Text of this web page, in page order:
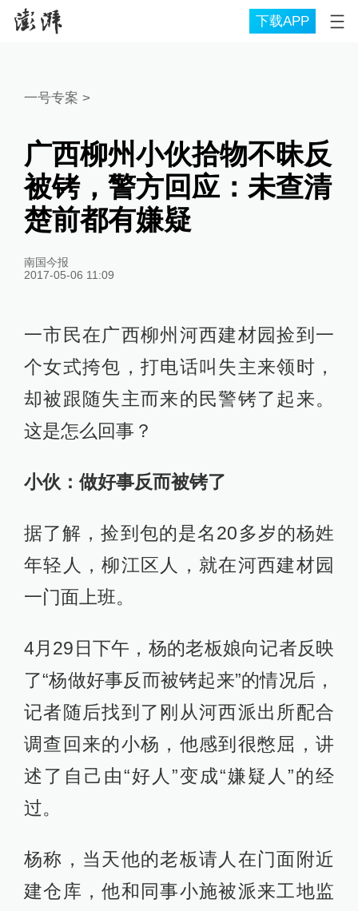
下载APP
一号专案 >
广西柳州小伙拾物不昧反
被铐，警方回应：未查清
楚前都有嫌疑
南国今报
2017-05-06 11:09
一市民在广西柳州河西建材园捡到一
个女式挎包，打电话叫失主来领时，
却被跟随失主而来的民警铐了起来。
这是怎么回事？
小伙：做好事反而被铐了
据了解，捡到包的是名20多岁的杨姓
年轻人，柳江区人，就在河西建材园
一门面上班。
4月29日下午，杨的老板娘向记者反映
了“杨做好事反而被铐起来”的情况后，
记者随后找到了刚从河西派出所配合
调查回来的小杨，他感到很憋屈，讲
述了自己由“好人”变成“嫌疑人”的经
过。
杨称，当天他的老板请人在门面附近
建仓库，他和同事小施被派来工地监